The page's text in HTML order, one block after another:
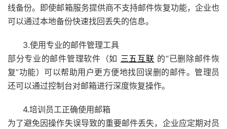
线备份。即使邮箱服务提供商不支持邮件恢复功能，企业也
可以通过本地备份快速找回丢失的信息。
3.使用专业的邮件管理工具
部分专业的邮件管理软件（如 三五互联 的“已删除邮件恢
复”功能）可以帮助用户更方便地找回误删的邮件。管理员
还可以通过控制台对邮箱进行深度恢复操作。
4.培训员工正确使用邮箱
为了避免因操作失误导致的重要邮件丢失，企业应定期对员